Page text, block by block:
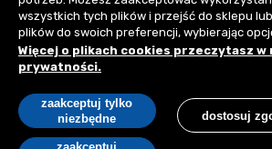
Copyright © 2026 Realbud sp. z o.o. All rights
Wszystkie oferty mają charakter informacyjny i nie
handlowej w rozumieniu art. 66 §1 Kodeksu
wszystkich tych plików i przejść do sklepu
plików do swoich preferencji, wybierając
Więcej o plikach cookies przeczytasz w
prywatności.
zaakceptuj tylko
niezbędne
dostosuj